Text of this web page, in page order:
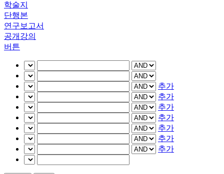
학술지
단행본
연구보고서
공개강의
버튼
추가
추가
추가
추가
추가
추가
추가